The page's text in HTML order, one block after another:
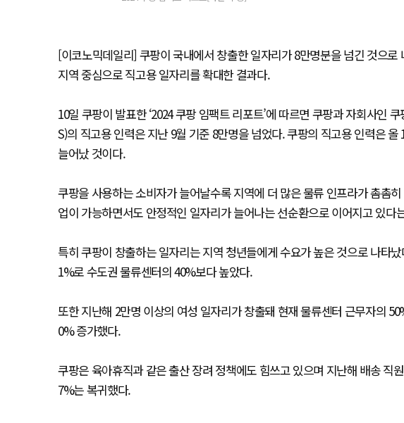
[이코노믹데일리] 쿠팡이 국내에서 창출한 일자리가 8만명분을 넘긴 것으
지역 중심으로 직고용 일자리를 확대한 결과다.
10일 쿠팡이 발표한 ‘2024 쿠팡 임팩트 리포트’에 따르면 쿠팡과 자회사인
S)의 직고용 인력은 지난 9월 기준 8만명을 넘었다. 쿠팡의 직고용 인력은
늘어났 것이다.
쿠팡을 사용하는 소비자가 늘어날수록 지역에 더 많은 물류 인프라가 촘촘
업이 가능하면서도 안정적인 일자리가 늘어나는 선순환으로 이어지고 있다
특히 쿠팡이 창출하는 일자리는 지역 청년들에게 수요가 높은 것으로 나타
1%로 수도권 물류센터의 40%보다 높았다.
또한 지난해 2만명 이상의 여성 일자리가 창출돼 현재 물류센터 근무자의
0% 증가했다.
쿠팡은 육아휴직과 같은 출산 장려 정책에도 힘쓰고 있으며 지난해 배송 직
7%는 복귀했다.